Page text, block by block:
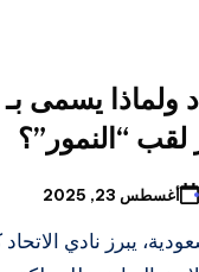
ولماذا يسمى بـ
لقب “النمور”؟
أغسطس 23, 2025
يبرز نادي الاتحاد